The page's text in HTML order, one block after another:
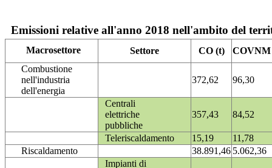
Emissioni relative all'anno 2018 nell'ambito del
Macrosettore Settore CO (t)
COVNM
Combustione
nell'industria
dell'energia
372,62 96,30
Centrali
elettriche
pubbliche
357,43 84,52
Teleriscaldamento 15,19
11,78
Riscaldamento
38.891,46 5.062,36
Impianti di